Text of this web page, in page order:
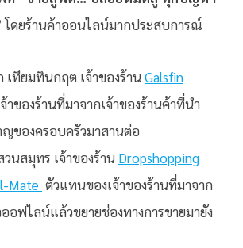
โดยร้านค้าออนไลน์มากประสบการณ์
ทียมทินกฤต เจ้าของร้าน Galsfin
าของร้านที่มาจากเจ้าของร้านค้าที่นำ
ญของครอบครัวมาสานต่อ
นสมุทร เจ้าของร้าน Dropshopping
Mate ตัวแทนของเจ้าของร้านที่มาจาก
ออฟไลน์แล้วขยายช่องทางการขายมายัง